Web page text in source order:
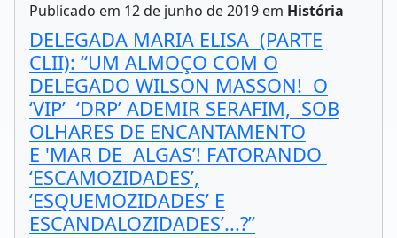
Publicado em 12 de junho de 2019 em História
DELEGADA MARIA ELISA (PARTE
CLII): “UM ALMOÇO COM O
DELEGADO WILSON MASSON! O
‘VIP’ ‘DRP’ ADEMIR SERAFIM, SOB
OLHARES DE ENCANTAMENTO
E 'MAR DE ALGAS’! FATORANDO
‘ESCAMOZIDADES’,
‘ESQUEMOZIDADES’ E
ESCANDALOZIDADES’...?”